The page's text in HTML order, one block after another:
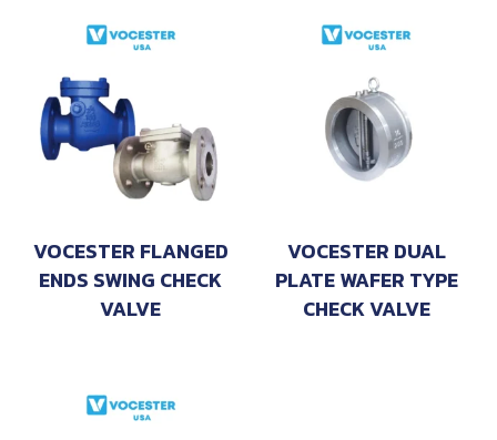
VOCESTER FLANGED
ENDS SWING CHECK
VALVE
VOCESTER DUAL
PLATE WAFER TYPE
CHECK VALVE